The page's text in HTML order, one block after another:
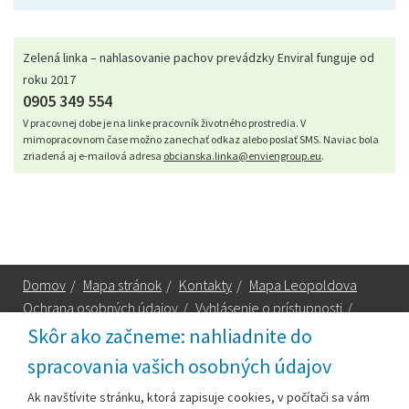
Skôr ako začneme: nahliadnite do
spracovania vašich osobných údajov
Ak navštívite stránku, ktorá zapisuje cookies, v počítači sa vám
Zelená linka – nahlasovanie pachov prevádzky Enviral funguje od
roku 2017
0905 349 554
V pracovnej dobe je na linke pracovník životného prostredia. V
mimopracovnom čase možno zanechať odkaz alebo poslať SMS. Naviac bola
zriadená aj e-mailová adresa obcianska.linka@enviengroup.eu.
Domov / Mapa stránok / Kontakty / Mapa Leopoldova
Ochrana osobných údajov / Vyhlásenie o prístupnosti /
Technická podpora